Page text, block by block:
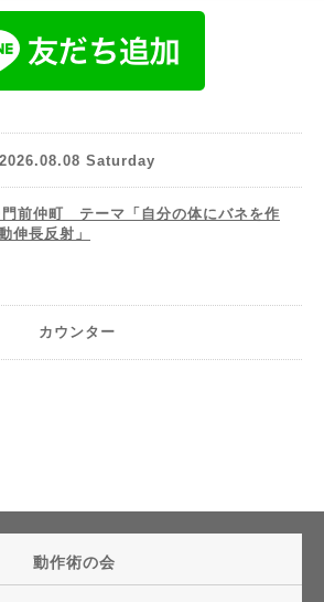
2026.08.08 Saturday
前仲町 テーマ「自分の体にバネを作
伸長反射」
カウンター
動作術の会